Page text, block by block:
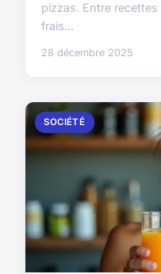
pizzas. Entre
frais...
28 décembre 2025
SOCIÉTÉ